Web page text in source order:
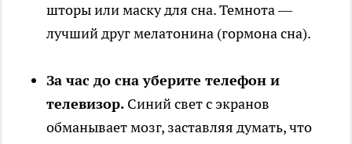
шторы или маску для сна. Темнота —
лучший друг мелатонина (гормона сна).
За час до сна уберите телефон и
телевизор. Синий свет с экранов
обманывает мозг, заставляя думать, что